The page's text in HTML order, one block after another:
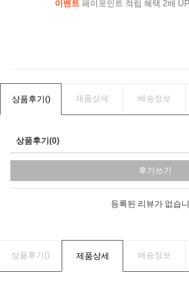
이벤트 페이포인트 적립 혜택 2배
상품후기() 제품상세 배송정보
상품후기(0)
후기쓰기
등록된 리뷰가 없습
상품후기() 제품상세 배송정보